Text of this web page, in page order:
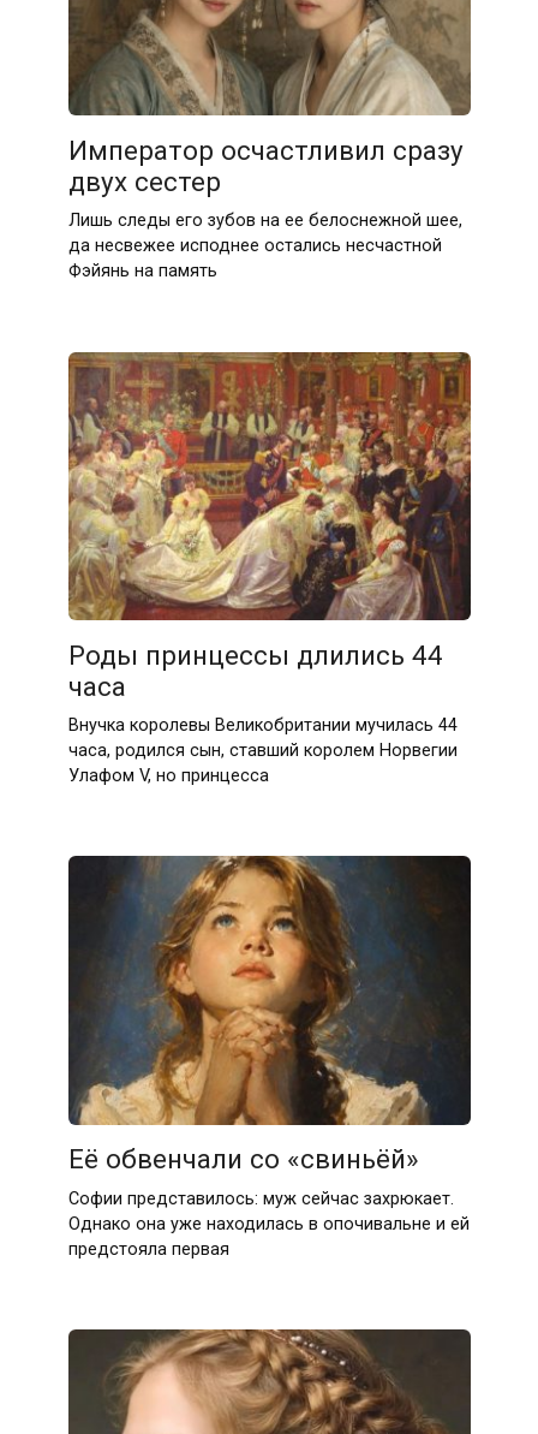
Император осчастливил сразу
двух сестер
Лишь следы его зубов на ее белоснежной шее,
да несвежее исподнее остались несчастной
Фэйянь на память
Роды принцессы длились 44
часа
Внучка королевы Великобритании мучилась 44
часа, родился сын, ставший королем Норвегии
Улафом V, но принцесса
Её обвенчали со «свиньёй»
Софии представилось: муж сейчас захрюкает.
Однако она уже находилась в опочивальне и ей
предстояла первая